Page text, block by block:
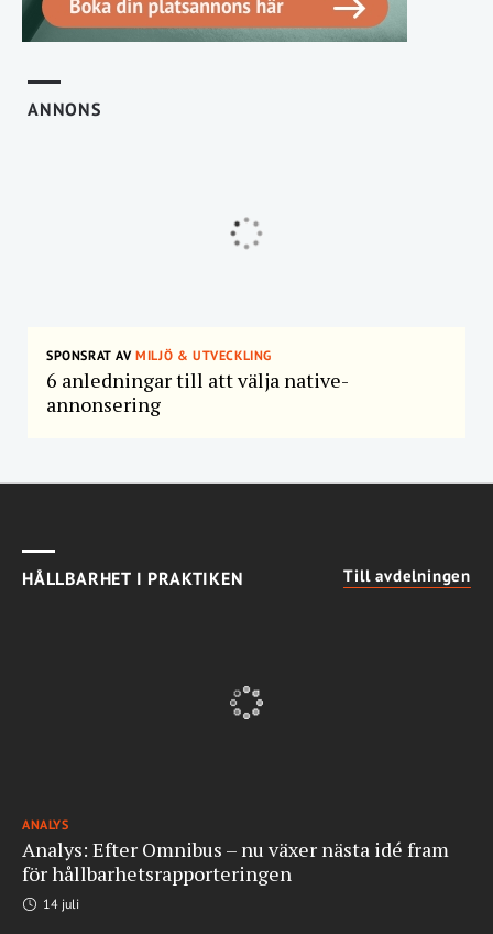
ANNONS
SPONSRAT AVMILJÖ & UTVECKLING
6 anledningar till att välja native-
annonsering
HÅLLBARHET I PRAKTIKEN Till avdelningen
ANALYS
Analys: Efter Omnibus – nu växer nästa idé fram
för hållbarhetsrapporteringen
14 juli